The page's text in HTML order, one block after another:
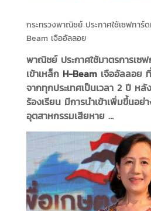
กระทรวงพาณิชย์ ประกาศใช้เซฟการ์ด
Beam เจืออัลลอย
พาณิชย์ ประกาศใช้มาตรการเซฟ
เข้าเหล็ก H-Beamเจืออัลลอย ที่
จากทุกประเทศเป็นเวลา 2 ปี ห
ร้องเรียน มีการนำเข้าเพิ่มขึ้นอย่
อุตสาหกรรมเสียหาย …